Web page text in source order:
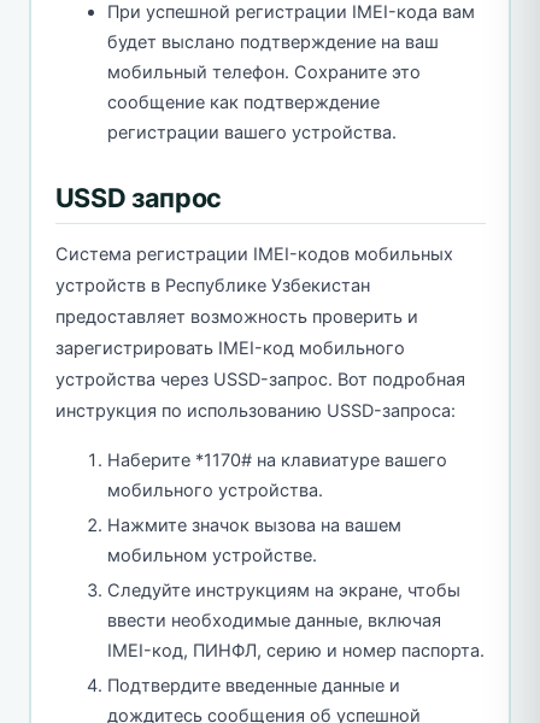
При успешной регистрации IMEI-кода вам
будет выслано подтверждение на ваш
мобильный телефон. Сохраните это
сообщение как подтверждение
регистрации вашего устройства.
USSD запрос
Система регистрации IMEI-кодов мобильных
устройств в Республике Узбекистан
предоставляет возможность проверить и
зарегистрировать IMEI-код мобильного
устройства через USSD-запрос. Вот подробная
инструкция по использованию USSD-запроса:
Наберите *1170# на клавиатуре вашего
мобильного устройства.
Нажмите значок вызова на вашем
мобильном устройстве.
Следуйте инструкциям на экране, чтобы
ввести необходимые данные, включая
IMEI-код, ПИНФЛ, серию и номер паспорта.
Подтвердите введенные данные и
дождитесь сообщения об успешной